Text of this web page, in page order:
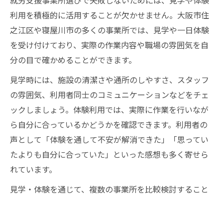
利用を積極的に活用することが欠かせません。大阪市住
之江区や寝屋川市の多くの事業所では、見学や一日体験
を受け付けており、実際の作業内容や職場の雰囲気を自
分の目で確かめることができます。
見学時には、施設の清潔さや通所のしやすさ、スタッフ
の雰囲気、利用者同士のコミュニケーションなどをチェ
ックしましょう。体験利用では、実際に作業を行いなが
ら自分に合っているかどうかを確認できます。利用者の
声として「体験を通して不安が解消できた」「思ってい
たよりも自分に合っていた」といった感想も多く寄せら
れています。
見学・体験を通じて、複数の事業所を比較検討すること